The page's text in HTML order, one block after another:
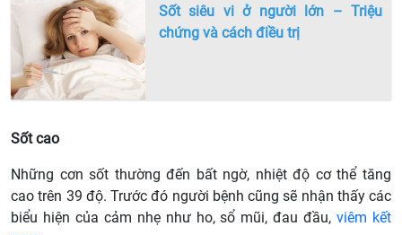
Sốt siêu vi ở người lớn – Triệu
chứng và cách điều trị
Sốt cao
Những cơn sốt thường đến bất ngờ, nhiệt độ cơ thể tăng
cao trên 39 độ. Trước đó người bệnh cũng sẽ nhận thấy các
biểu hiện của cảm nhẹ như ho, sổ mũi, đau đầu,viêm kết